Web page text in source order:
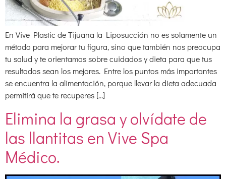
En Vive Plastic de Tijuana la Liposucción no es solamente un
método para mejorar tu figura, sino que también nos preocupa
tu salud y te orientamos sobre cuidados y dieta para que tus
resultados sean los mejores. Entre los puntos más importantes
se encuentra la alimentación, porque llevar la dieta adecuada
permitirá que te recuperes […]
Elimina la grasa y olvídate de
las llantitas en Vive Spa
Médico.